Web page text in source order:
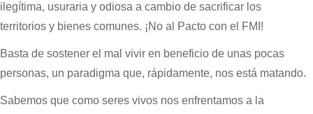
ilegítima, usuraria y odiosa a cambio de sacrificar los
territorios y bienes comunes. ¡No al Pacto con el FMI!
Basta de sostener el mal vivir en beneficio de unas pocas
personas, un paradigma que, rápidamente, nos está matando.
Sabemos que como seres vivos nos enfrentamos a la